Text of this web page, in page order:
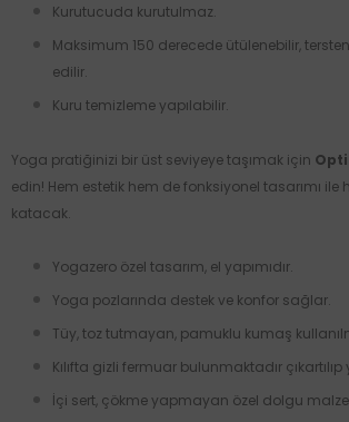
Kurutucuda kurutulmaz.
Maksimum 150 derecede ütülenebilir,
edilir.
Kuru temizleme yapılabilir.
Yoga pratiğinizi bir üst seviyeye taşımak için
edin! Hem estetik hem de fonksiyonel tasarımı ile
katacak.
Yogazero özel tasarım, el yapımıdır.
Yoga pozlarında destek ve konfor sağlar.
Tüy, toz tutmayan, pamuklu kumaş
Kılıfta gizli fermuar bulunmaktadır çıkartılıp
İçi sert, çökme yapmayan özel dolgu